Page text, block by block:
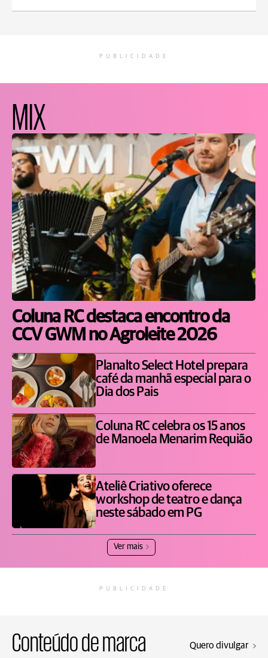
PUBLICIDADE
MIX
Coluna RC destaca encontro da
CCV GWM no Agroleite 2026
Planalto Select Hotel prepara
café da manhã especial para o
Dia dos Pais
Coluna RC celebra os 15 anos
de Manoela Menarim Requião
Ateliê Criativo oferece
workshop de teatro e dança
neste sábado em PG
Ver mais
PUBLICIDADE
Conteúdo de marca Quero divulgar